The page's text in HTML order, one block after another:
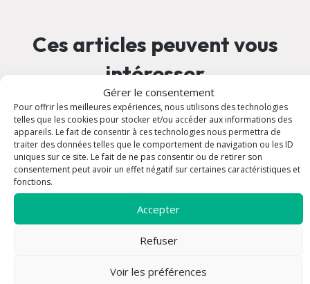
Gérer le consentement
Pour offrir les meilleures expériences, nous utilisons des technologies
telles que les cookies pour stocker et/ou accéder aux informations des
appareils. Le fait de consentir à ces technologies nous permettra de
traiter des données telles que le comportement de navigation ou les ID
uniques sur ce site. Le fait de ne pas consentir ou de retirer son
consentement peut avoir un effet négatif sur certaines caractéristiques et
fonctions.
Accepter
Refuser
Voir les préférences
Ces articles peuvent vous
intéresser
article